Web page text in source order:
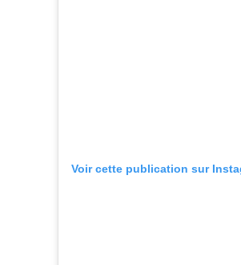
Voir cette publication sur